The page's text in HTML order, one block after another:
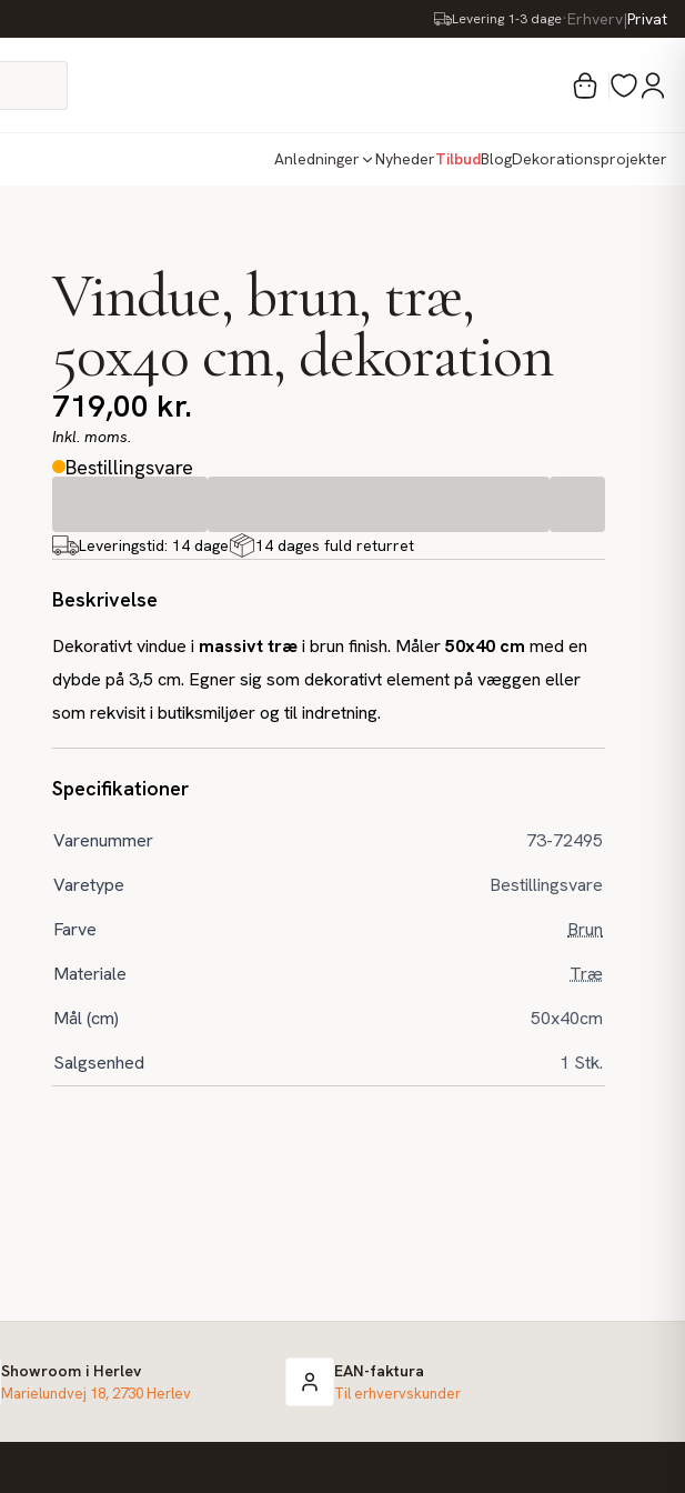
Levering 1-3 dage·Erhverv|Privat
Anledninger NyhederTilbudBlogDekorationsprojekter
Vindue, brun, træ,
50x40 cm, dekoration
719,00 kr.
Inkl. moms.
Bestillingsvare
Leveringstid: 14 dage 14 dages fuld returret
Beskrivelse
Dekorativt vindue i massivt træi brun finish. Måler50x40 cm med en
dybde på 3,5 cm. Egner sig som dekorativt element på væggen eller
som rekvisit i butiksmiljøer og til indretning.
Specifikationer
Varenummer
73-72495
Varetype
Bestillingsvare
Farve
Brun
Materiale
Træ
Mål (cm)
50x40cm
Salgsenhed
1 Stk.
Showroom i Herlev
Marielundvej 18, 2730 Herlev
EAN-faktura
Til erhvervskunder